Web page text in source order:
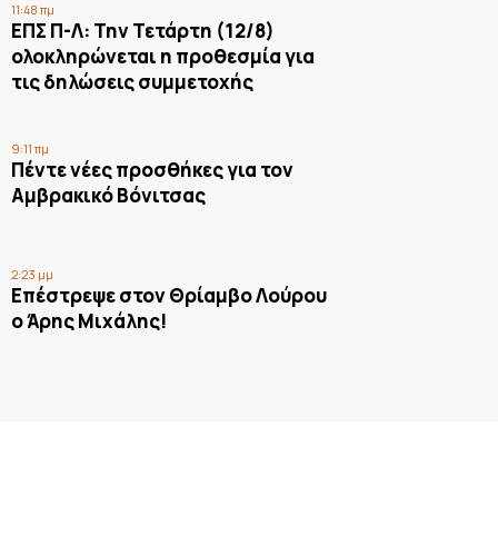
11:48 πμ
ΕΠΣ Π-Λ: Την Τετάρτη (12/8)
ολοκληρώνεται η προθεσμία για
τις δηλώσεις συμμετοχής
9:11 πμ
Πέντε νέες προσθήκες για τον
Αμβρακικό Βόνιτσας
2:23 μμ
Επέστρεψε στον Θρίαμβο Λούρου
ο Άρης Μιχάλης!